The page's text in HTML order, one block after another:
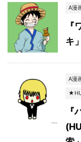
A漫
キ
A漫
『